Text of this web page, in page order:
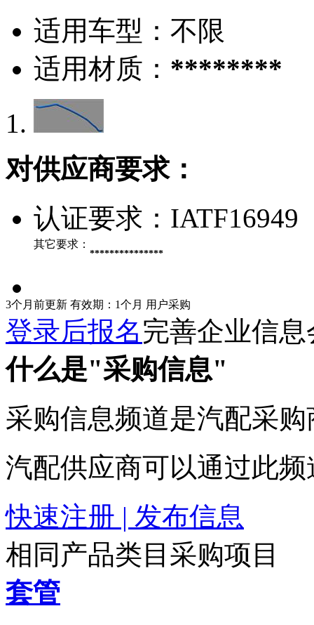
适用车型： 不限
适用材质： ********
对供应商要求：
认证要求： IATF16949
其它要求：
***************
3个月前更新 有效期：1个月 用户采购
登录后报名完善企业信
什么是"采购信息"
采购信息频道是汽配采
汽配供应商可以通过此
快速注册 | 发布信息
相同产品类目采购项目
套管